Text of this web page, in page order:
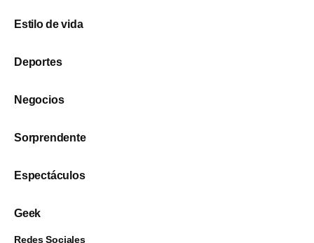
Estilo de vida
Deportes
Negocios
Sorprendente
Espectáculos
Geek
Redes Sociales